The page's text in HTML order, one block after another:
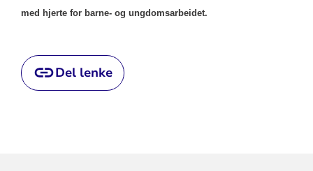
med hjerte for barne- og ungdomsarbeidet.
Del lenke